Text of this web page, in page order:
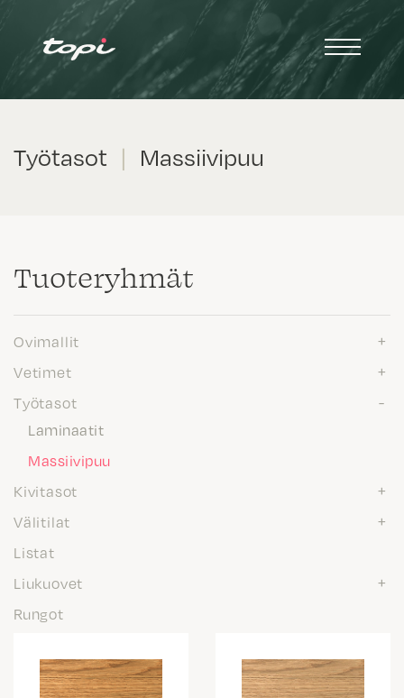
Työtasot | Massiivipuu
Tuote­ryhmät
Ovimallit
Vetimet
Työtasot
Laminaatit
Massiivipuu
Kivitasot
Välitilat
Listat
Liukuovet
Rungot